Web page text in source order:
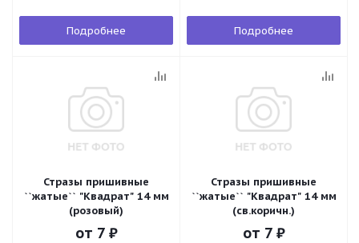
Подробнее Подробнее
Стразы пришивные
``жатые`` "Квадрат" 14 мм
(розовый)
от 7 ₽
Стразы пришивные
``жатые`` "Квадрат" 14 мм
(св.коричн.)
от 7 ₽